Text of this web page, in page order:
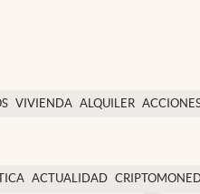
VIVIENDA ALQUILER
ACTUALIDAD